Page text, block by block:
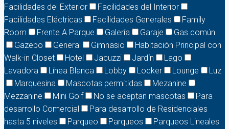
Facilidades del Exterior
Facilidades del Interior
Facilidades Eléctricas
Facilidades Generales
Family
Room
Frente A Parque Galería Garaje
Gas común
Gazebo
General Gimnasio
Habitación Principal con
Walk-in Closet
Hotel Jacuzzi Jardín
Lago
Lavadora
Línea Blanca Lobby Locker Lounge
Luz
Marquesina
Mascotas permitidas
Mezanine
Mezzanine
Mini Golf No se aceptan mascotas
Para
desarrollo Comercial
Para desarrollo de Residenciales
hasta 5 niveles
Parqueo Parqueos
Parqueos Lineales